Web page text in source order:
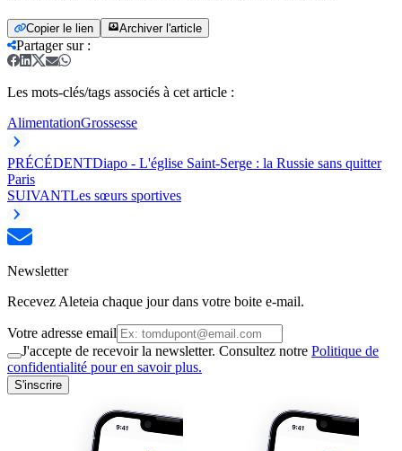
Copier le lien Archiver l'article
Partager sur:
Les mots-clés/tags associés à cet article :
AlimentationGrossesse
PRÉCÉDENTDiapo - L'église Saint-Serge : la Russie sans quitter
Paris
SUIVANTLes sœurs sportives
Newsletter
Recevez Aleteia chaque jour dans votre boite e-mail.
Votre adresse email
J'accepte de recevoir la newsletter. Consultez notre Politique de
confidentialité pour en savoir plus.
S'inscrire